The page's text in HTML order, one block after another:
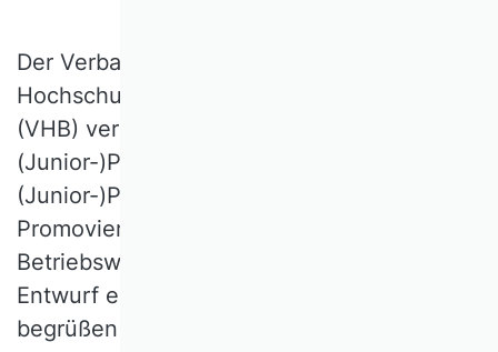
Der Verband der Hochschullehrerinnen und
Hochschullehrer für Betriebswirtschaft e.V.
(VHB) vertritt rund 3.000
(Junior-)Professorinnen,
(Junior-)Professoren, Postdocs und
Promovierende der
Betriebswirtschaftslehre. Am aktuellen
Entwurf eines Hochschulstärkungsgesetzes
begrüßen wir grundsätzlich die Zielsetzung,